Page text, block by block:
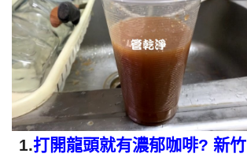
1.打開龍頭就有濃郁咖啡? 新竹